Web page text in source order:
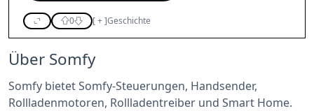
0 [+]Geschichte
Über Somfy
Somfy bietet Somfy-Steuerungen, Handsender,
Rollladenmotoren, Rollladentreiber und Smart Home.